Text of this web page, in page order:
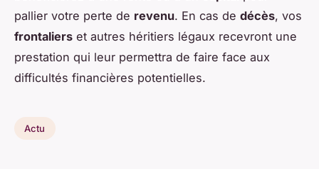
pallier votre perte de revenu. En cas de décès, vos
frontaliers et autres héritiers légaux recevront une
prestation qui leur permettra de faire face aux
difficultés financières potentielles.
Actu